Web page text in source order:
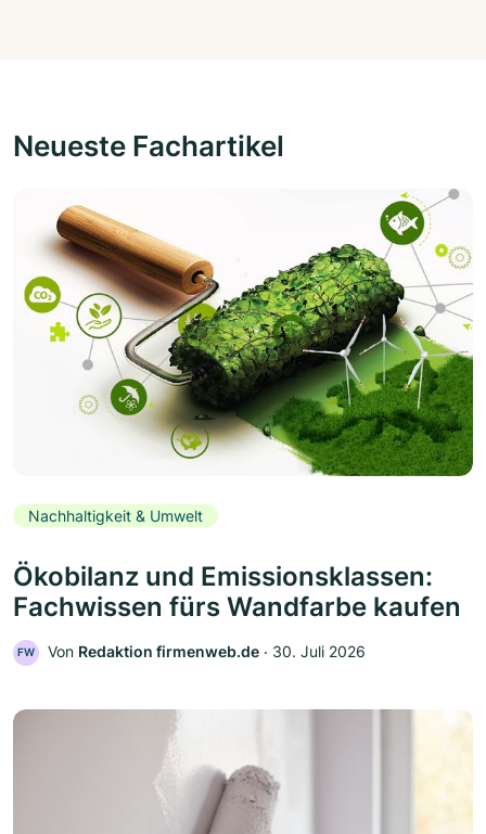
Neueste Fachartikel
Nachhaltigkeit & Umwelt
Ökobilanz und Emissionsklassen:
Fachwissen fürs Wandfarbe kaufen
FW Von Redaktion firmenweb.de ‧ 30. Juli 2026